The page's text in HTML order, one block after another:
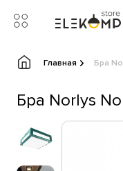
Главная Бра
Бра Norlys